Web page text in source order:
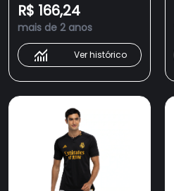
R$ 166,24
mais de 2 anos
Ver histórico